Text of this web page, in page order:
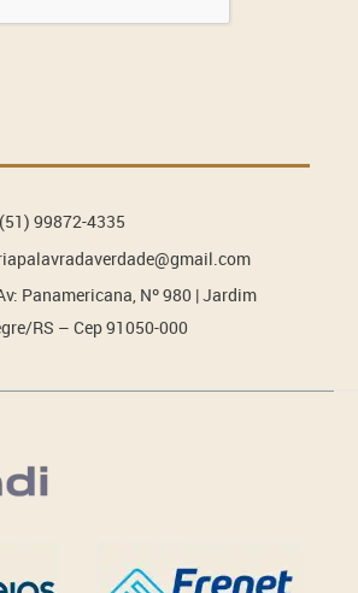
99872-4335
Panamericana, Nº 980 | Jardim
RS – Cep 91050-000